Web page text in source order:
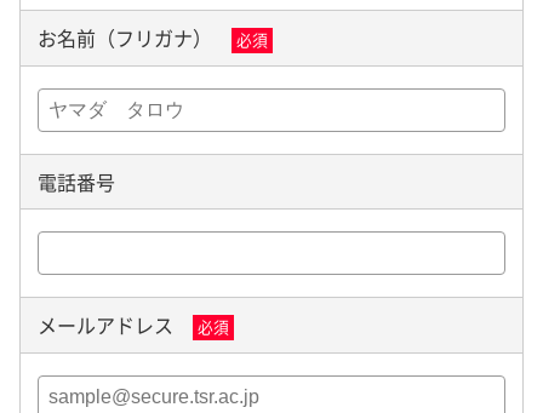
お名前（フリガナ） 必須
電話番号
メールアドレス 必須